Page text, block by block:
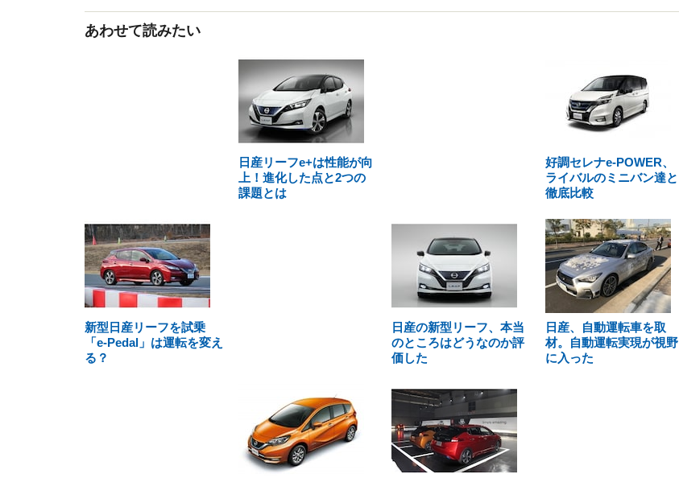
あわせて読みたい
日産リーフe+は性能が向
上！進化した点と2つの
課題とは
好調セレナe-POWER、
ライバルのミニバン達と
徹底比較
新型日産リーフを試乗
「e-Pedal」は運転を変え
る？
日産の新型リーフ、本当
のところはどうなのか評
価した
日産、自動運転車を取
材。自動運転実現が視野
に入った